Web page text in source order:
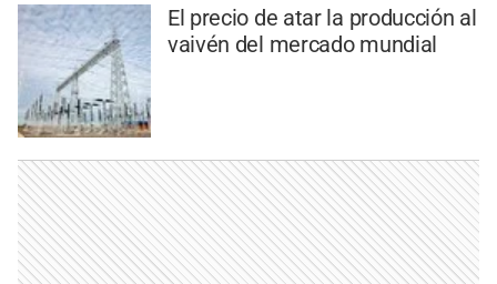
El precio de atar la producción al
vaivén del mercado mundial